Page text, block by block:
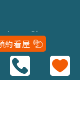
約看屋
段116號
屋